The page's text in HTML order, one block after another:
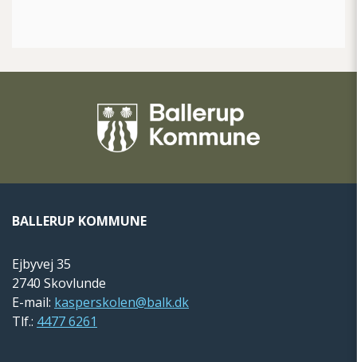
BALLERUP KOMMUNE
Ejbyvej 35
2740 Skovlunde
E-mail: kasperskolen@balk.dk
Tlf.: 4477 6261